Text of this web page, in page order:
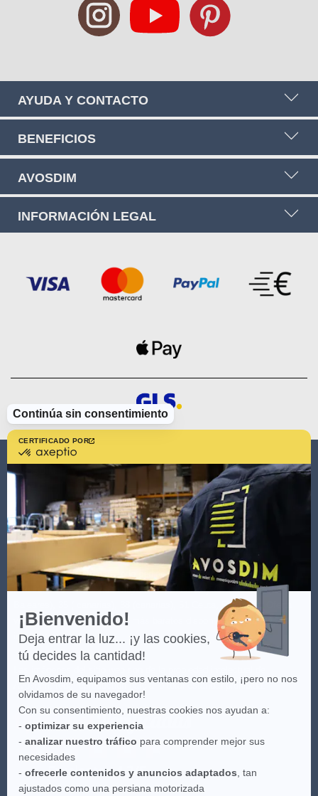
CERTIFICADO POR
Más
información
sobre
Axeptio
¡Bienvenido!
Deja entrar la luz... ¡y las cookies,
tú decides la cantidad!
En Avosdim, equipamos sus ventanas con estilo, ¡pero no nos
olvidamos de su navegador!
Con su consentimiento, nuestras cookies nos ayudan a:
- optimizar su experiencia
- analizar nuestro tráfico para comprender mejor sus
necesidades
- ofrecerle contenidos y anuncios adaptados , tan
ajustados como una persiana motorizada
Continúa sin consentimiento
AYUDA Y CONTACTO
BENEFICIOS
AVOSDIM
INFORMACIÓN LEGAL
AVOSDIM
(*) Ver las condiciones de la oferta haciendo clic aquí
(**) Entrega gratuita para todo pedido a partir de 100€ sólo para
España Peninsular - no incluye Islas Baleares y Canarias: 07 (Islas
Baleares), 35 ( canarias), 38 (canarias), 51 Ceuta, 52 Melilla. Oferta
válida con los transportistas más baratos disponibles. Para más
informaciónaquí.
Avosdim, toda reproduction parcial o total estándar prohibida.